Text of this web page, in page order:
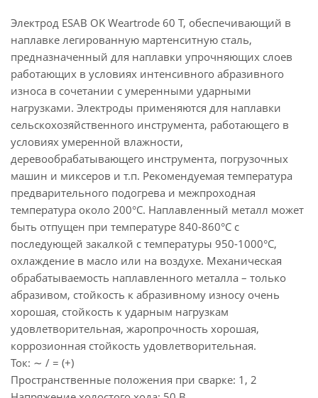
Электрод ESAB OK Weartrode 60 T, обеспечивающий в
наплавке легированную мартенситную сталь,
предназначенный для наплавки упрочняющих слоев
работающих в условиях интенсивного абразивного
износа в сочетании с умеренными ударными
нагрузками. Электроды применяются для наплавки
сельскохозяйственного инструмента, работающего в
условиях умеренной влажности,
деревообрабатывающего инструмента, погрузочных
машин и миксеров и т.п. Рекомендуемая температура
предварительного подогрева и межпроходная
температура около 200°C. Наплавленный металл может
быть отпущен при температуре 840-860°С с
последующей закалкой с температуры 950-1000°С,
охлаждение в масло или на воздухе. Механическая
обрабатываемость наплавленного металла – только
абразивом, стойкость к абразивному износу очень
хорошая, стойкость к ударным нагрузкам
удовлетворительная, жаропрочность хорошая,
коррозионная стойкость удовлетворительная.
Ток: ∼ / = (+)
Пространственные положения при сварке: 1, 2